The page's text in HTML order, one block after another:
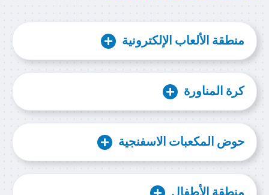
منطقة الألعاب الإلكترونية
كرة المناورة
حوض المكعبات الاسفنجية